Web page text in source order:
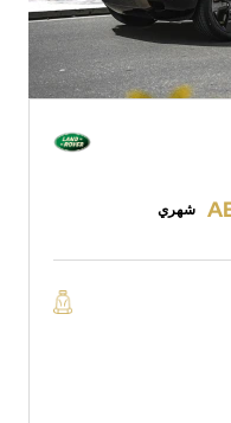
شهري